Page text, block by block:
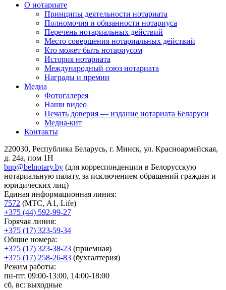
О нотариате
Принципы деятельности нотариата
Полномочия и обязанности нотариуса
Перечень нотариальных действий
Место совершения нотариальных действий
Кто может быть нотариусом
История нотариата
Международный союз нотариата
Награды и премии
Медиа
Фотогалерея
Наши видео
Печать доверия — издание нотариата Беларуси
Медиа-кит
Контакты
220030, Республика Беларусь, г. Минск, ул. Красноармейская,
д. 24а, пом 1Н
bnp@belnotary.by (для корреспонденции в Белорусскую
нотариальную палату, за исключением обращений граждан и
юридических лиц)
Единая информационная линия:
7572 (МТС, A1, Life)
+375 (44) 592-99-27
Горячая линия:
+375 (17) 323-59-34
Общие номера:
+375 (17) 323-38-23 (приемная)
+375 (17) 258-26-83 (бухгалтерия)
Режим работы:
пн-пт: 09:00-13:00, 14:00-18:00
сб, вс: выходные